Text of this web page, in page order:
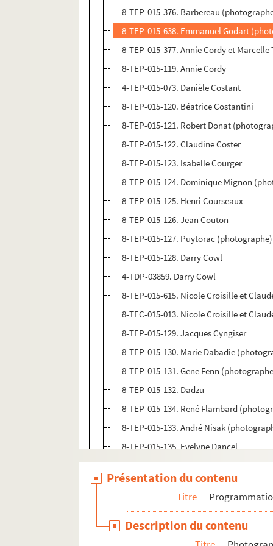
8-TEP-015-376. Barbereau
8-TEP-015-638. Emmanuel Godart
8-TEP-015-377. Annie Cordy et Marcelle
8-TEP-015-119. Annie Cordy
4-TEP-015-073. Danièle Costant
8-TEP-015-120. Béatrice Costantini
8-TEP-015-121. Robert Donat
8-TEP-015-122. Claudine Coster
8-TEP-015-123. Isabelle Courger
8-TEP-015-124. Dominique Mignon
8-TEP-015-125. Henri Courseaux
8-TEP-015-126. Jean Couton
8-TEP-015-127. Puytorac
8-TEP-015-128. Darry Cowl
4-TDP-03859. Darry Cowl
8-TEP-015-615. Nicole Croisille et
8-TEC-015-013. Nicole Croisille et
8-TEP-015-129. Jacques Cyngiser
8-TEP-015-130. Marie Dabadie
8-TEP-015-131. Gene Fenn
8-TEP-015-132. Dadzu
8-TEP-015-134. René Flambard
8-TEP-015-133. André Nisak
8-TEP-015-135. Evelyne Dancel
8-TEP-015-136. Jean Vilez
8-TEP-015-137. André Nisak
8-TEP-015-138. Monique Darpy
8-TEP-015-640. Jean-Pierre Darras
8-TEP-015-139. Raymond Voinquel
Présentation du contenu
Titre
Description du contenu